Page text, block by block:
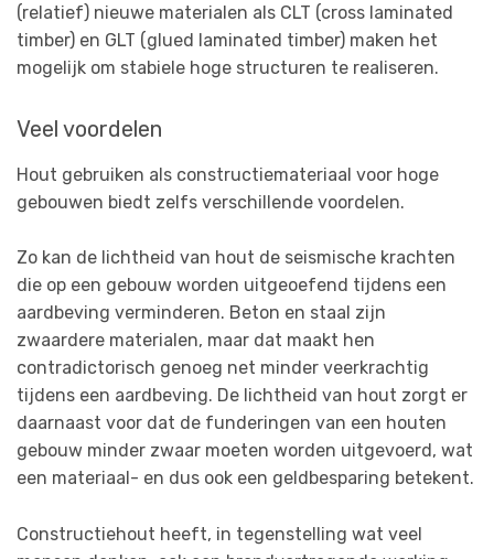
(relatief) nieuwe materialen als CLT (cross laminated
timber) en GLT (glued laminated timber) maken het
mogelijk om stabiele hoge structuren te realiseren.
Veel voordelen
Hout gebruiken als constructiemateriaal voor hoge
gebouwen biedt zelfs verschillende voordelen.
Zo kan de lichtheid van hout de seismische krachten
die op een gebouw worden uitgeoefend tijdens een
aardbeving verminderen. Beton en staal zijn
zwaardere materialen, maar dat maakt hen
contradictorisch genoeg net minder veerkrachtig
tijdens een aardbeving. De lichtheid van hout zorgt er
daarnaast voor dat de funderingen van een houten
gebouw minder zwaar moeten worden uitgevoerd, wat
een materiaal- en dus ook een geldbesparing betekent.
Constructiehout heeft, in tegenstelling wat veel